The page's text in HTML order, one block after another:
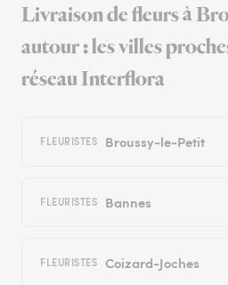
Livraison de fleurs à
autour : les villes
réseau Interflora
FLEURISTES Broussy-le-Petit
FLEURISTES Bannes
FLEURISTES Coizard-Joches